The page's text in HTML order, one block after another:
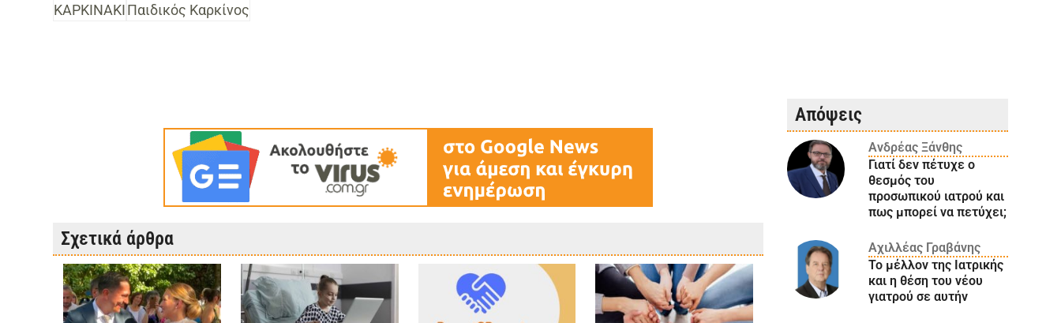
ΚΑΡΚΙΝΑΚΙΠαιδικός Καρκίνος
Σχετικά άρθρα
Απόψεις
Ανδρέας Ξάνθης
Γιατί δεν πέτυχε ο
θεσμός του
προσωπικού ιατρού και
πως μπορεί να πετύχει;
Αχιλλέας Γραβάνης
Το μέλλον της Ιατρικής
και η θέση του νέου
γιατρού σε αυτήν